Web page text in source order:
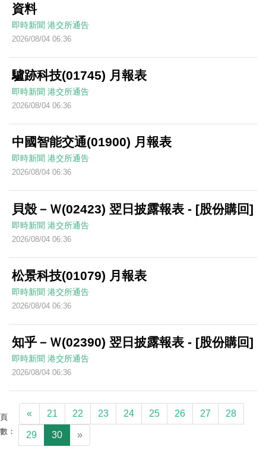
資料
即時新聞 港交所通告
2026/08/04 06:36
驢跡科技(01745) 月報表
即時新聞 港交所通告
2026/08/04 06:36
中國智能交通(01900) 月報表
即時新聞 港交所通告
2026/08/04 06:36
貝殼－Ｗ(02423) 翌日披露報表 - [股份購回]
即時新聞 港交所通告
2026/08/04 06:36
松景科技(01079) 月報表
即時新聞 港交所通告
2026/08/04 06:36
知乎－Ｗ(02390) 翌日披露報表 - [股份購回]
即時新聞 港交所通告
2026/08/04 06:36
頁
數：
« 21 22 23 24 25 26 27 28
29 30 »